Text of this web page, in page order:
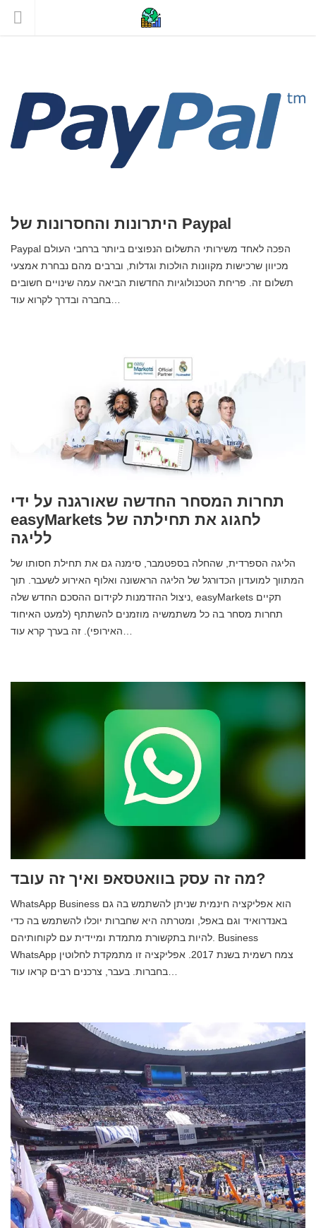
היתרונות והחסרונות של Paypal
Paypal הפכה לאחד משירותי התשלום הנפוצים ביותר ברחבי העולם
מכיוון שרכישות מקוונות הולכות וגדלות, וברבים מהם נבחרת אמצעי
תשלום זה. פריחת הטכנולוגיות החדשות הביאה עמה שינויים חשובים
תחרות המסחר החדשה שאורגנה על ידי
easyMarkets לחגוג את תחילתה של
לליגה
הליגה הספרדית, שהחלה בספטמבר, סימנה גם את תחילת חסותו של
המתווך למועדון הכדורגל של הליגה הראשונה ואלוף האירוע לשעבר. תוך
ניצול ההזדמנות לקידום ההסכם החדש שלה, easyMarkets תקיים
תחרות מסחר בה כל משתמשיה מוזמנים להשתתף (למעט האיחוד
מה זה עסק בוואטסאפ ואיך זה עובד?
WhatsApp Business הוא אפליקציה חינמית שניתן להשתמש בה גם
באנדרואיד וגם באפל, ומטרתה היא שחברות יוכלו להשתמש בה כדי
להיות בתקשורת מתמדת ומיידית עם לקוחותיהם. Business
WhatsApp צמח רשמית בשנת 2017. אפליקציה זו מתמקדת לחלוטין